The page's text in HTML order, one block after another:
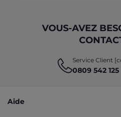
VOUS-AVEZ
Service Client
0809 542 125
Aide